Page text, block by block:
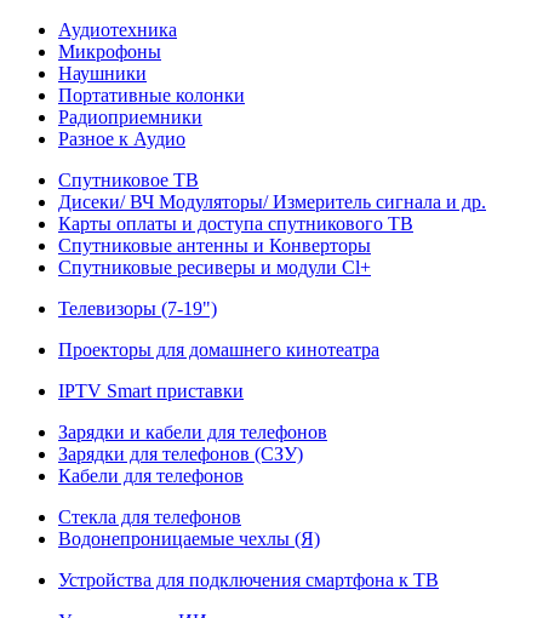
Аудиотехника
Микрофоны
Наушники
Портативные колонки
Радиоприемники
Разное к Аудио
Спутниковое ТВ
Дисеки/ ВЧ Модуляторы/ Измеритель сигнала и др.
Карты оплаты и доступа спутникового ТВ
Спутниковые антенны и Конверторы
Спутниковые ресиверы и модули Cl+
Телевизоры (7-19")
Проекторы для домашнего кинотеатра
IPTV Smart приставки
Зарядки и кабели для телефонов
Зарядки для телефонов (СЗУ)
Кабели для телефонов
Стекла для телефонов
Водонепроницаемые чехлы (Я)
Устройства для подключения смартфона к ТВ